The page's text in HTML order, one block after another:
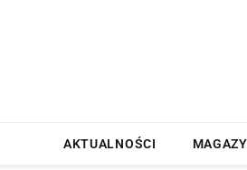
AKTUALNOŚCI